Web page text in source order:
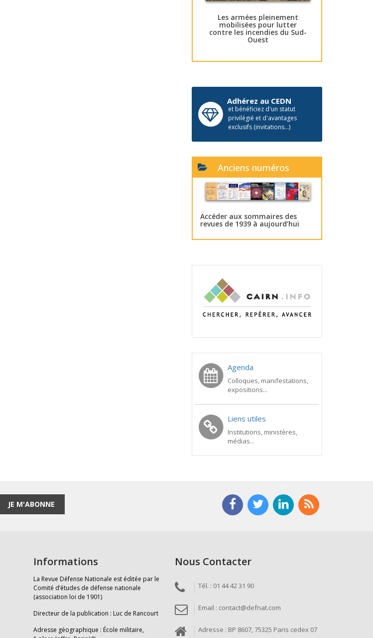
Les armées pleinement
mobilisées pour lutter
contre les incendies du Sud-
Ouest
Adhérez au CEDN
et bénéficiez d'un statut
privilégié et d'avantages
exclusifs (invitations...)
Anciens numéros
Accéder aux sommaires des
revues de 1939 à aujourd’hui
Agenda
Colloques, manifestations,
expositions...
Liens utiles
Institutions, ministères,
médias...
JE M'ABONNE
Informations
La Revue Défense Nationale est éditée par le
Comité d’études de défense nationale
(association loi de 1901)
Directeur de la publication : Luc de Rancourt
Adresse géographique : École militaire,
Nous Contacter
Tél. : 01 44 42 31 90
Email : contact@defnat.com
Adresse : BP 8607, 75325 Paris cedex 07